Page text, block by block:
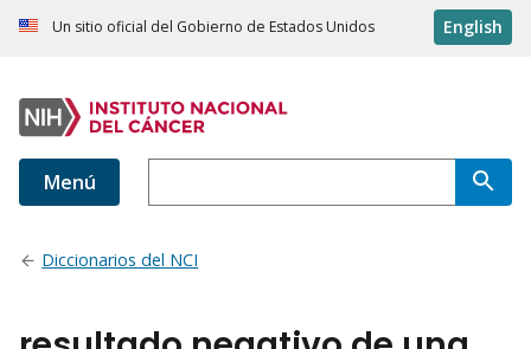
Un sitio oficial del Gobierno de Estados Unidos English
Menú
Diccionarios del NCI